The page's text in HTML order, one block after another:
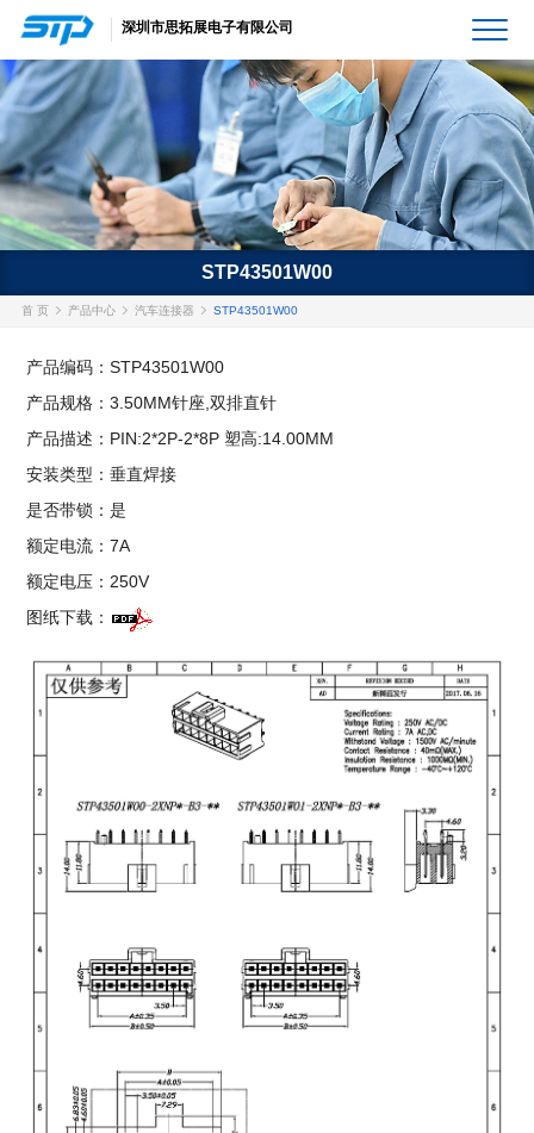
深圳市思拓展电子有限公司
STP43501W00
首 页 产品中心 汽车连接器 STP43501W00
产品编码：STP43501W00
产品规格：3.50MM针座,双排直针
产品描述：PIN:2*2P-2*8P 塑高:14.00MM
安装类型：垂直焊接
是否带锁：是
额定电流：7A
额定电压：250V
图纸下载：